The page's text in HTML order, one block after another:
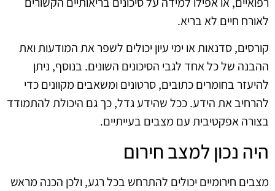
לאורח חיים לא בריא.
קורסים, סדנאות או ימי עיון יכולים לשפר את המודעות ואת
ההבנה של כל אחד לגבי הסיכונים השונים. בנוסף, ניתן
להיעזר בחומרים כתובים, סרטונים ומשאבים מקוונים כדי
להרחיב את הידע. ככל שהידע גדל, כך גם היכולת להתמודד
בצורה אפקטיבית עם מצבים בעייתיים.
היה נכון למצב חירום
מצבים חירומיים יכולים להתרחש בכל רגע, ולכן הכנה מראש